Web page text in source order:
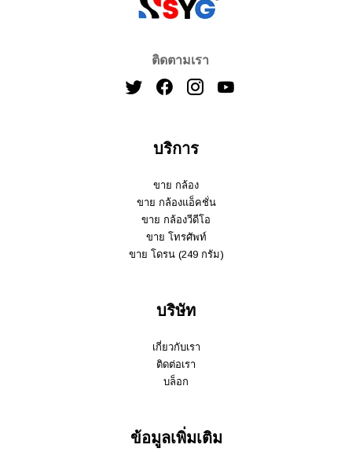
ติดตามเรา
บริการ
ขาย กล้อง
ขาย กล้องแอ็คชั่น
ขาย กล้องวีดีโอ
ขาย โทรศัพท์
ขาย โดรน (249 กรัม)
บริษัท
เกี่ยวกับเรา
ติดต่อเรา
บล็อก
ข้อมูลเพิ่มเติม